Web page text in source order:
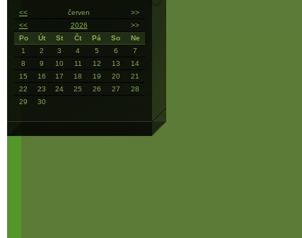
<< červen
>>
<<
2026
>>
Po
Út St Čt Pá So
Ne
1
2 3 4 5 6
7
8
9 10 11 12 13
14
15
16 17 18 19 20
21
22
23 24 25 26 27
28
29
30